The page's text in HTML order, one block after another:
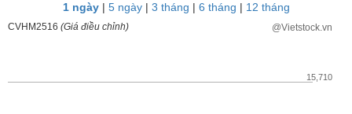
dịch
cổ
1 ngày| 5 ngày| 3 tháng | 6 tháng | 12 tháng
CVHM2516 (Giá điều chỉnh) @Vietstock.vn
15,710
KINH